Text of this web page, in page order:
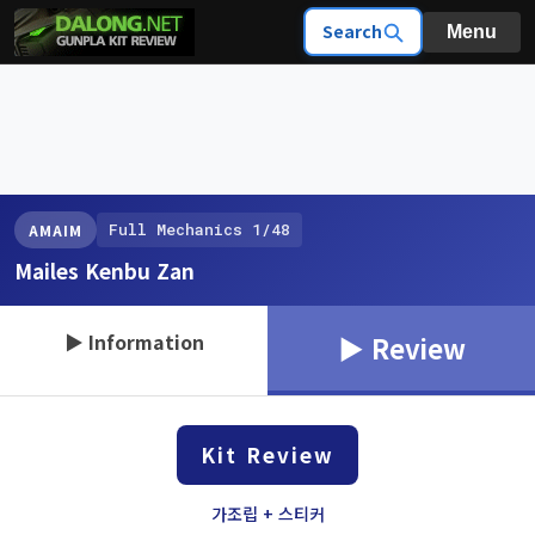
Search Menu
AMAIM Full Mechanics 1/48
Mailes Kenbu Zan
▶ Information ▶ Review
Kit Review
가조립 + 스티커